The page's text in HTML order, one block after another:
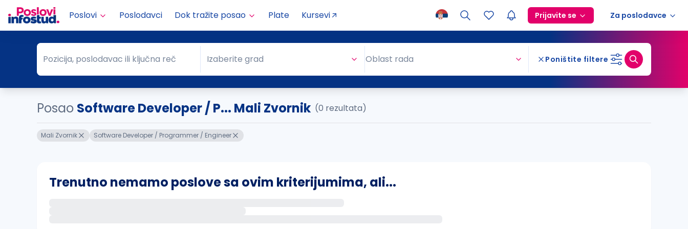
Poslovi Poslodavci Dok tražite posao Plate Kursevi Prijavite se Za poslodavce
Pozicija, poslodavac ili ključna reč
Pozicija, poslodavac ili ključna reč Grad
Izaberite grad Oblast rada Poništite filtere
Posao Software Developer / P... Mali Zvornik (0 rezultata)
Mali Zvornik Software Developer / Programmer / Engineer
Trenutno nemamo poslove sa ovim kriterijumima, ali...